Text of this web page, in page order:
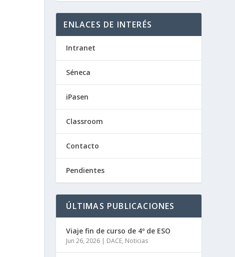
ENLACES DE INTERÉS
Intranet
Séneca
iPasen
Classroom
Contacto
Pendientes
ÚLTIMAS PUBLICACIONES
Viaje fin de curso de 4º de ESO
Jun 26, 2026 | DACE, Noticias